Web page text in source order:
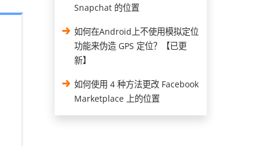
Snapchat 的位置
如何在Android上不使用模拟定位
功能来伪造 GPS 定位？【已更
新】
如何使用 4 种方法更改 Facebook
Marketplace 上的位置